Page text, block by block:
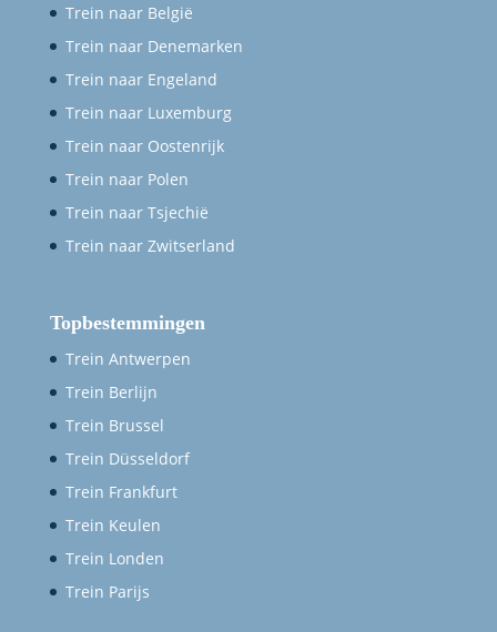
Trein naar België
Trein naar Denemarken
Trein naar Engeland
Trein naar Luxemburg
Trein naar Oostenrijk
Trein naar Polen
Trein naar Tsjechië
Trein naar Zwitserland
Topbestemmingen
Trein Antwerpen
Trein Berlijn
Trein Brussel
Trein Düsseldorf
Trein Frankfurt
Trein Keulen
Trein Londen
Trein Parijs